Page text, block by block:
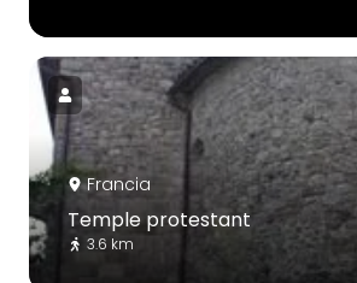
Francia
Temple protestant
3.6 km